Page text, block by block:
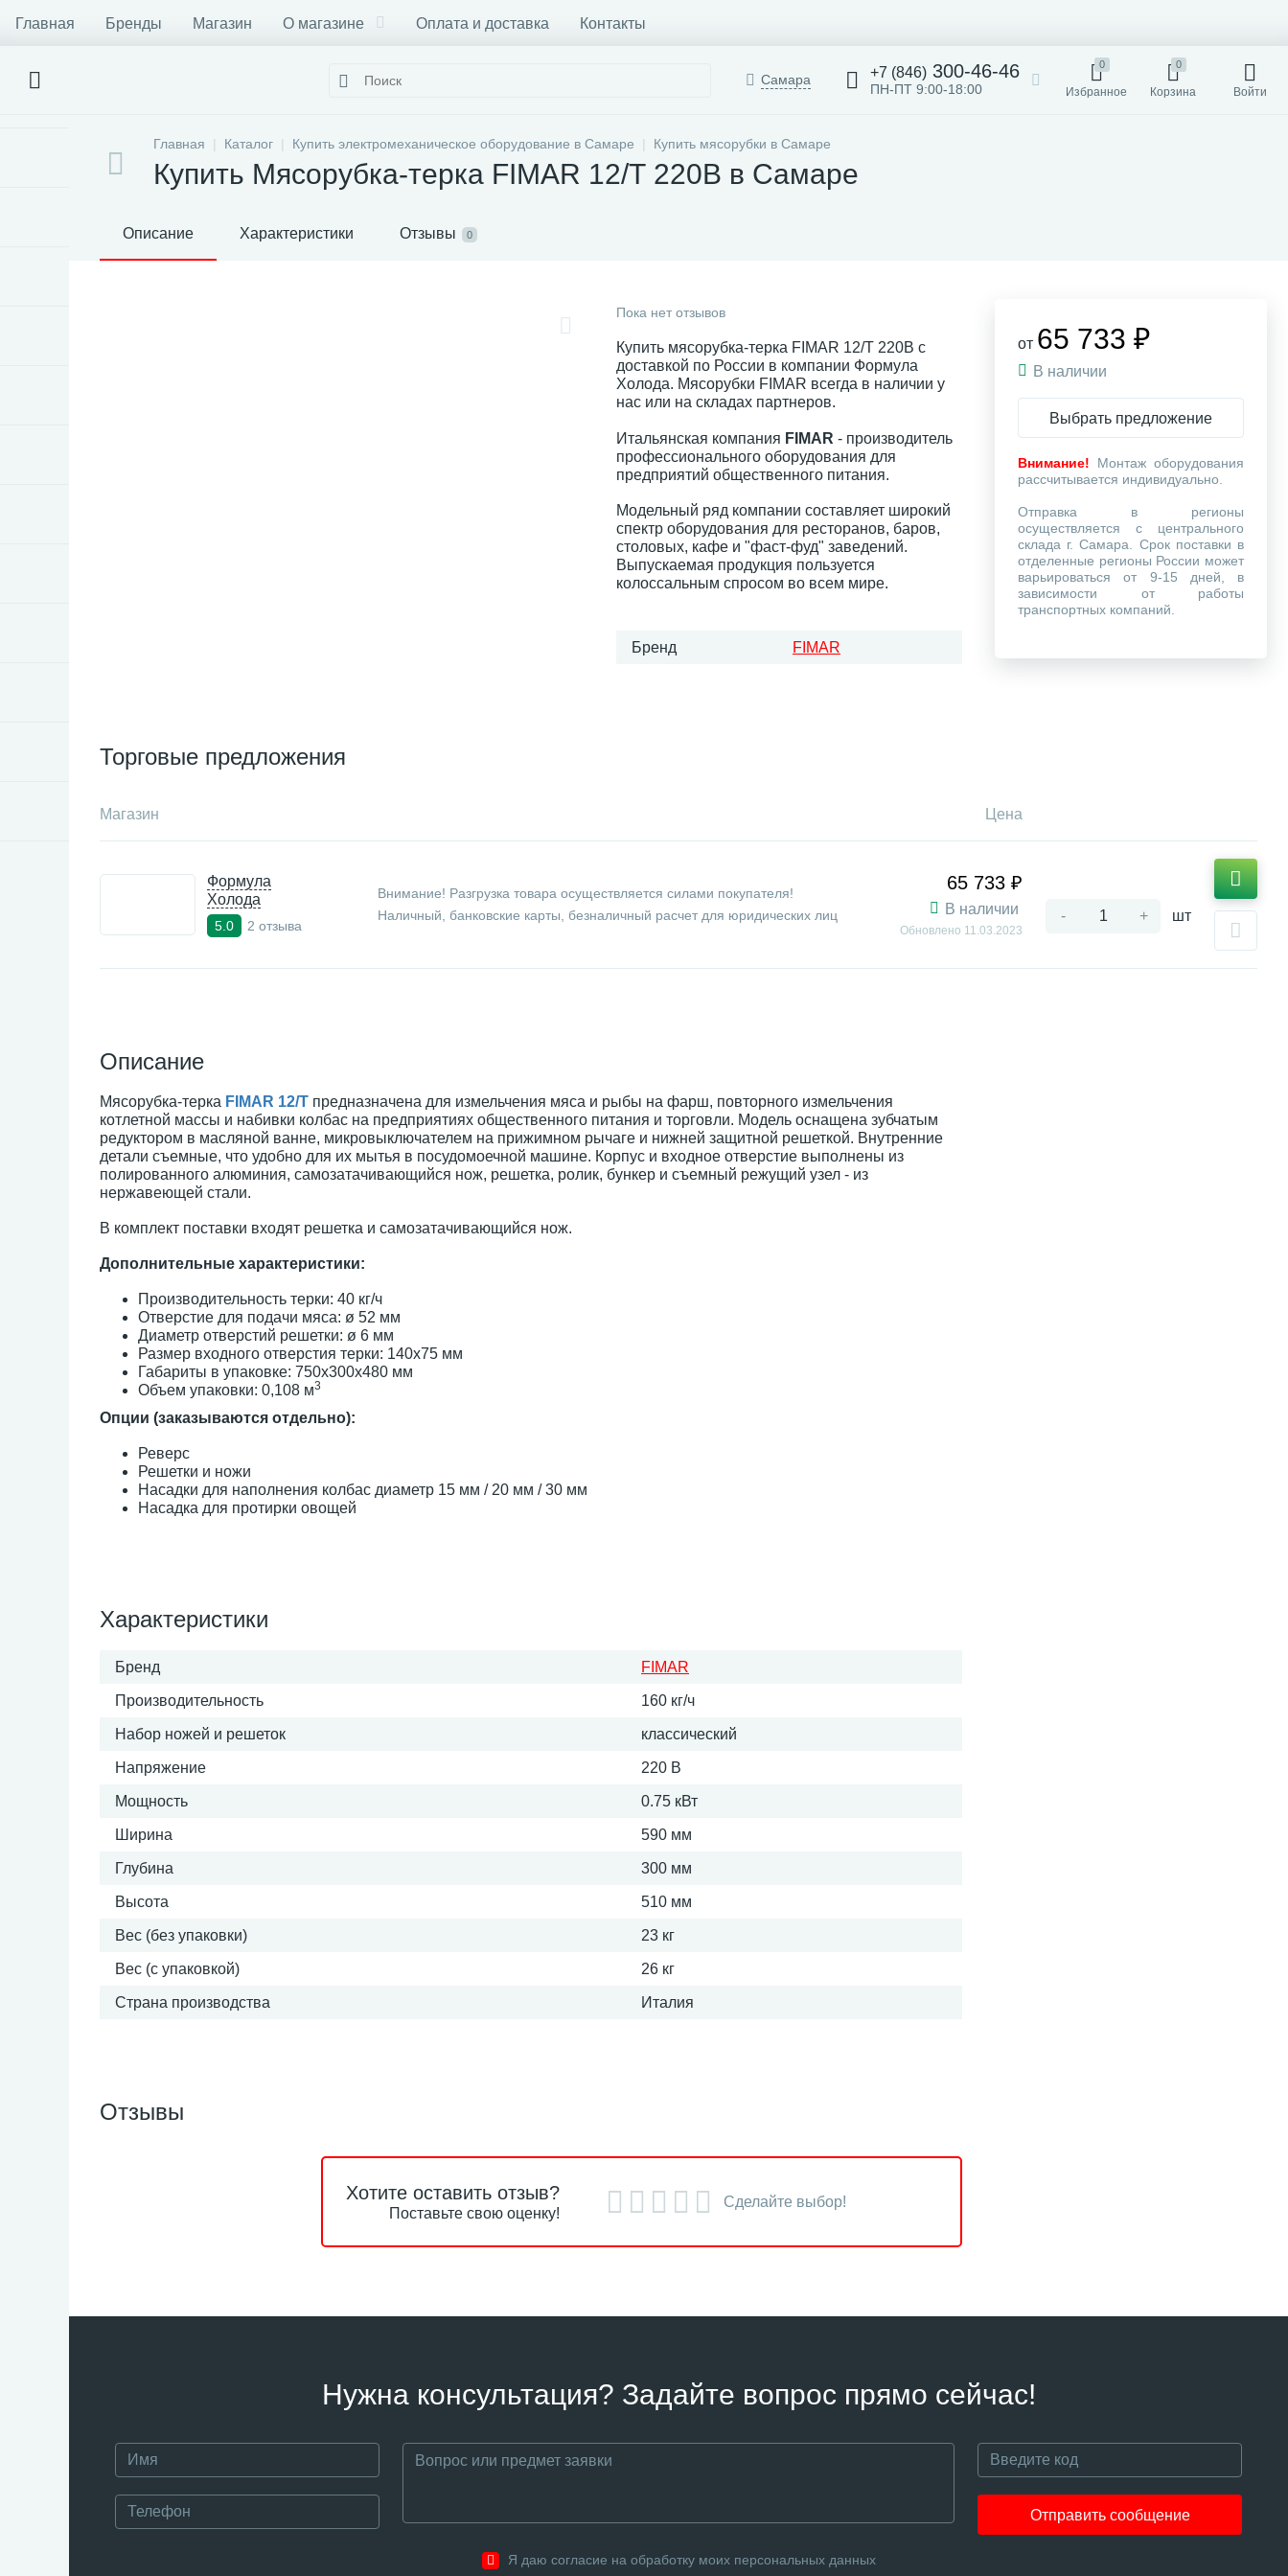
Главная Бренды Магазин О магазине Оплата и доставка Контакты
Самара +7 (846) 300-46-46
ПН-ПТ 9:00-18:00
0
Избранное
0
Корзина Войти
Главная Каталог Купить электромеханическое оборудование в Самаре Купить мясорубки в Самаре
Купить Мясорубка-терка FIMAR 12/Т 220В в Самаре
Описание Характеристики Отзывы 0
Пока нет отзывов
Купить мясорубка-терка FIMAR 12/Т 220В с
доставкой по России в компании Формула
Холода. Мясорубки FIMAR всегда в наличии у
нас или на складах партнеров.
Итальянская компания FIMAR - производитель
профессионального оборудования для
предприятий общественного питания.
Модельный ряд компании составляет широкий
спектр оборудования для ресторанов, баров,
столовых, кафе и "фаст-фуд" заведений.
Выпускаемая продукция пользуется
колоссальным спросом во всем мире.
Бренд FIMAR
Торговые предложения
Магазин Цена
Формула
Холода
5.0 2 отзыва
Внимание! Разгрузка товара осуществляется силами покупателя!
Наличный, банковские карты, безналичный расчет для юридических лиц
65 733 ₽
В наличии
Обновлено 11.03.2023
- + шт
Описание
Мясорубка-терка FIMAR 12/Т предназначена для измельчения мяса и рыбы на фарш, повторного измельчения
котлетной массы и набивки колбас на предприятиях общественного питания и торговли. Модель оснащена зубчатым
редуктором в масляной ванне, микровыключателем на прижимном рычаге и нижней защитной решеткой. Внутренние
детали съемные, что удобно для их мытья в посудомоечной машине. Корпус и входное отверстие выполнены из
полированного алюминия, самозатачивающийся нож, решетка, ролик, бункер и съемный режущий узел - из
нержавеющей стали.
В комплект поставки входят решетка и самозатачивающийся нож.
Дополнительные характеристики:
Производительность терки: 40 кг/ч
Отверстие для подачи мяса: ø 52 мм
Диаметр отверстий решетки: ø 6 мм
Размер входного отверстия терки: 140x75 мм
Габариты в упаковке: 750x300x480 мм
Объем упаковки: 0,108 м3
Опции (заказываются отдельно):
Реверс
Решетки и ножи
Насадки для наполнения колбас диаметр 15 мм / 20 мм / 30 мм
Насадка для протирки овощей
Характеристики
Бренд FIMAR
Производительность 160 кг/ч
Набор ножей и решеток классический
Напряжение 220 В
Мощность 0.75 кВт
Ширина 590 мм
Глубина 300 мм
Высота 510 мм
Вес (без упаковки) 23 кг
Вес (с упаковкой) 26 кг
Страна производства Италия
от 65 733 ₽
В наличии
Выбрать предложение
Внимание! Монтаж оборудования
рассчитывается индивидуально.
Отправка в регионы
осуществляется с центрального
склада г. Самара. Срок поставки в
отделенные регионы России может
варьироваться от 9-15 дней, в
зависимости от работы
транспортных компаний.
Отзывы
Хотите оставить отзыв?
Поставьте свою оценку!
Сделайте выбор!
Нужна консультация? Задайте вопрос прямо сейчас!
Отправить сообщение
Я даю согласие на обработку моих персональных данных